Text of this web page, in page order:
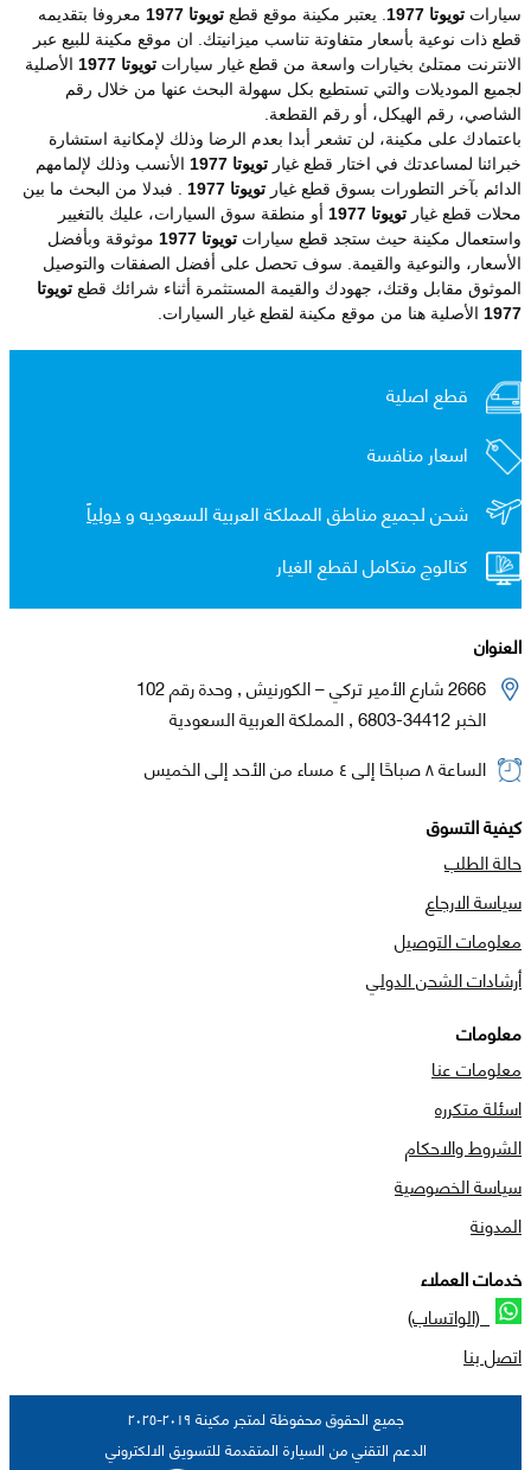
سيارات تويوتا 1977 . يعتبر مكينة موقع قطع تويوتا 1977
معروفا بتقديمه
قطع ذات نوعية بأسعار متفاوتة تناسب ميزانيتك. ان موقع مكينة للبيع عبر
الانترنت ممتلئ بخيارات واسعة من قطع غيار سيارات تويوتا 1977
الأصلية
لجميع الموديلات والتي تستطيع بكل سهولة البحث عنها من خلال رقم
الشاصي، رقم الهيكل، أو رقم القطعة.
باعتمادك على مكينة، لن تشعر أبدا بعدم الرضا وذلك لإمكانية استشارة
خبرائنا لمساعدتك في اختار قطع غيار تويوتا 1977
الأنسب وذلك لإلمامهم
الدائم بآخر التطورات بسوق قطع غيار تويوتا 1977
. فبدلا من البحث ما بين
محلات قطع غيار تويوتا 1977
أو منطقة سوق السيارات، عليك بالتغيير
واستعمال مكينة حيث ستجد قطع سيارات تويوتا 1977
موثوقة وبأفضل
الأسعار، والنوعية والقيمة. سوف تحصل على أفضل الصفقات والتوصيل
الموثوق مقابل وقتك، جهودك والقيمة المستثمرة أثناء شرائك قطع تويوتا
1977 الأصلية هنا من موقع مكينة لقطع غيار السيارات.
قطع اصلية
اسعار منافسة
شحن لجميع مناطق المملكة العربية السعوديه ودولياً
كتالوج متكامل لقطع الغيار
العنوان
2666 شارع الأمير تركي – الكورنيش , وحدة رقم 102
الخبر 34412-6803 , المملكة العربية السعودية
الساعة ٨ صباحًا إلى ٤ مساء من الأحد إلى الخميس
كيفية التسوق
حالة الطلب
سياسة الارجاع
معلومات التوصيل
أرشادات الشحن الدولي
معلومات
معلومات عنا
اسئلة متكرره
الشروط والاحكام
سياسة الخصوصية
المدونة
خدمات العملاء
(الواتساب)
اتصل بنا
جميع الحقوق محفوظة لمتجر مكينة ٢٠١٩-٢٠٢٥
الدعم التقني من السيارة المتقدمة للتسويق الالكتروني